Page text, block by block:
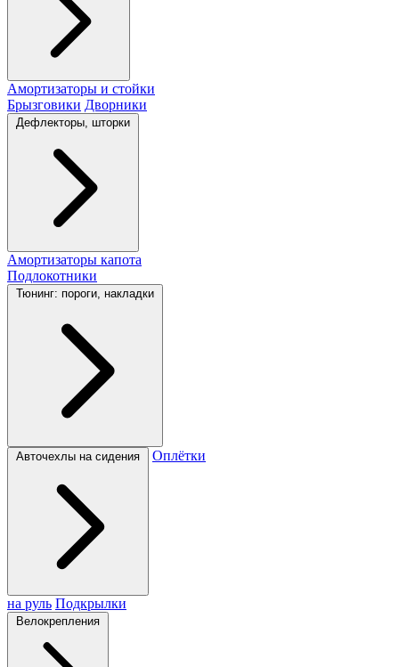
Амортизаторы и стойки
Брызговики Дворники
Дефлекторы, шторки
Амортизаторы капота
Подлокотники
Тюнинг: пороги, накладки
Авточехлы на сидения Оплётки
на руль Подкрылки
Велокрепления